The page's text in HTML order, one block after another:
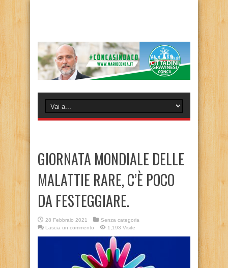
GIORNATA MONDIALE DELLE
MALATTIE RARE, C’È POCO
DA FESTEGGIARE.
28 Febbraio 2021
Senza categoria
Lascia un commento
1,193 Visite